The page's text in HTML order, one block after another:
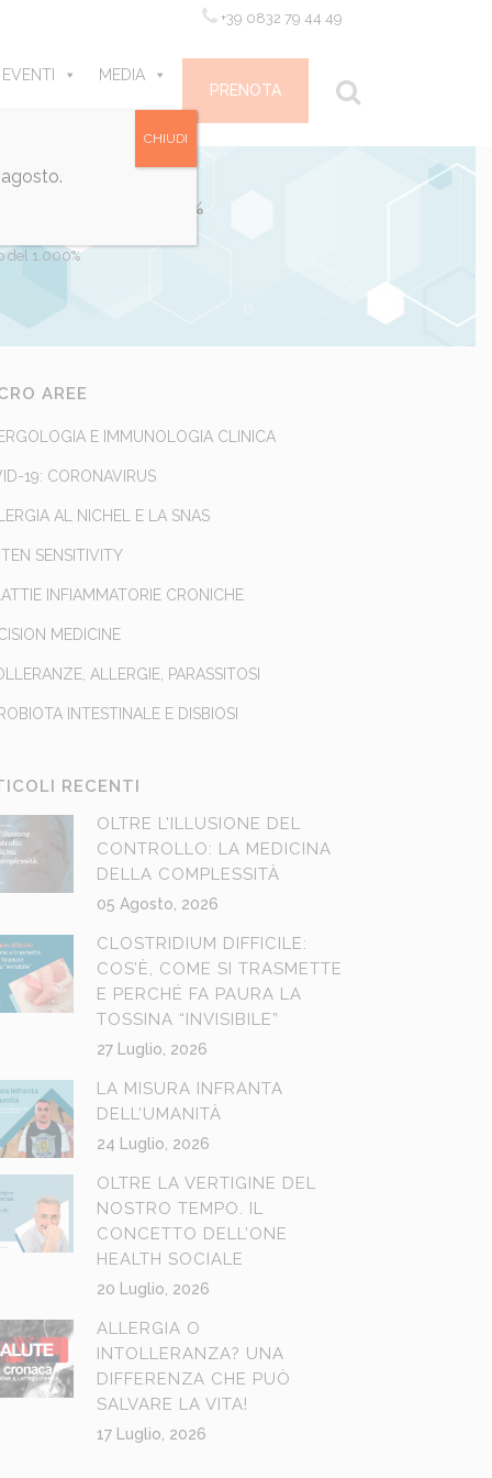
+39 0832 79 44 49
PRENOTA
MEDIA
DEL 1.000%
del 1.000%
AREE
E IMMUNOLOGIA CLINICA
19: CORONAVIRUS
AL NICHEL E LA SNAS
SENSITIVITY
INFIAMMATORIE CRONICHE
MEDICINE
ALLERGIE, PARASSITOSI
INTESTINALE E DISBIOSI
RECENTI
OLTRE L’ILLUSIONE DEL
CONTROLLO: LA MEDICINA
DELLA COMPLESSITÀ
05 Agosto, 2026
CLOSTRIDIUM DIFFICILE:
COS’È, COME SI TRASMETTE
E PERCHÉ FA PAURA LA
TOSSINA “INVISIBILE”
27 Luglio, 2026
LA MISURA INFRANTA
DELL’UMANITÀ
24 Luglio, 2026
OLTRE LA VERTIGINE DEL
NOSTRO TEMPO. IL
CONCETTO DELL’ONE
HEALTH SOCIALE
20 Luglio, 2026
ALLERGIA O
INTOLLERANZA? UNA
DIFFERENZA CHE PUÒ
SALVARE LA VITA!
17 Luglio, 2026
CHIUDI